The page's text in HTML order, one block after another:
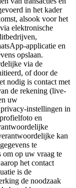
in het kader
alsook voor het
elektronische
applicatie en
opslaan.
via de
of door de
nodig is contact met
de rekening (live-
uw
instellingen in
en
kan
te
om op uw vraag te
het contact
is de
de noodzaak